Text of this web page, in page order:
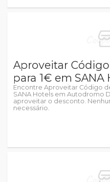
Aproveitar
para 1€ em SANA
Encontre Aproveitar Código
SANA Hotels em Autodromo
aproveitar o desconto.
necessário.